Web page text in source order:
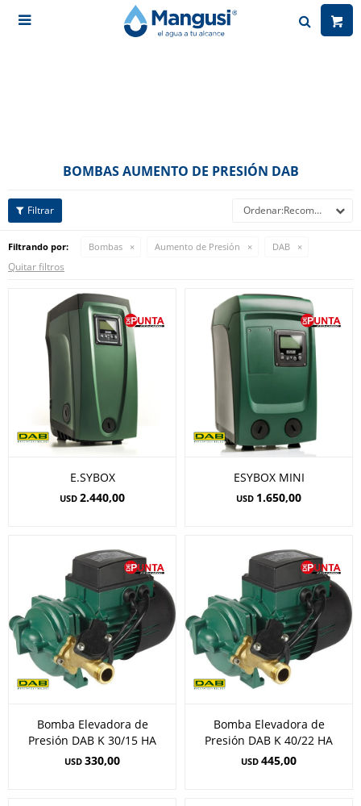

BOMBAS AUMENTO DE PRESIÓN DAB
Recomendados
Filtrando por: Bombas Aumento de Presión DAB
Quitar filtros
E.SYBOX
USD 2.440,00
ESYBOX MINI
USD 1.650,00
Bomba Elevadora de
Presión DAB K 30/15 HA
USD 330,00
Bomba Elevadora de
Presión DAB K 40/22 HA
USD 445,00